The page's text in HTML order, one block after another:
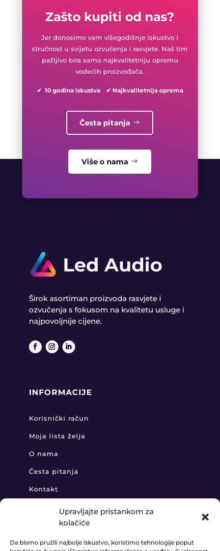
Upravljajte pristankom za
kolačiće
Da bismo pružili najbolje iskustvo, koristimo tehnologije poput
Zašto kupiti od nas?
Jer donosimo vam višegodišnje iskustvo i
stručnost u svijetu ozvučenja i rasvjete. Naš tim
pažljivo bira samo najkvalitetniju opremu
vodećih proizvođača.
✔ 10 godina iskustva ✔ Najkvalitetnija oprema
Česta pitanja
Više o nama
Širok asortiman proizvoda rasvjete i
ozvučenja s fokusom na kvalitetu usluge i
najpovoljnije cijene.
INFORMACIJE
Korisnički račun
Moja lista želja
O nama
Česta pitanja
Kontakt